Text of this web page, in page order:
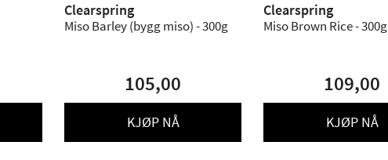
Clearspring
Miso Barley (bygg miso) - 300g
105,00
KJØP NÅ
Clearspring
Miso Brown Rice - 300g
109,00
KJØP NÅ